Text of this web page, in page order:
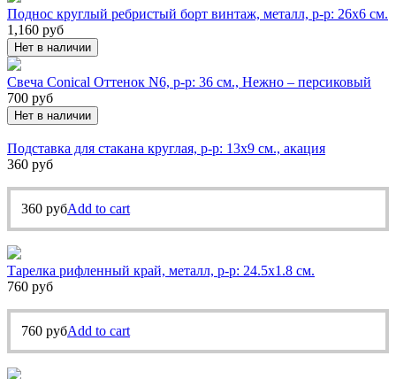
Поднос круглый ребристый борт винтаж, металл, р-р: 26х6 см.
1,160 руб
Нет в наличии
Свеча Conical Оттенок N6, р-р: 36 см., Нежно – персиковый
700 руб
Нет в наличии
Подставка для стакана круглая, р-р: 13х9 см., акация
360 руб
360 рубAdd to cart
Тарелка рифленный край, металл, р-р: 24.5х1.8 см.
760 руб
760 рубAdd to cart